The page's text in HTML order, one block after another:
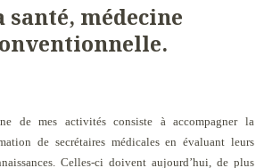
santé, médecine
de mes activités consiste à accompagner la
de secrétaires médicales en évaluant leurs
Celles-ci doivent aujourd’hui, de plus